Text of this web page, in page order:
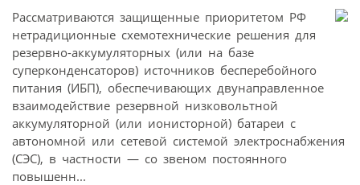
Рассматриваются защищенные приоритетом РФ
нетрадиционные схемотехнические решения для
резервно-аккумуляторных (или на базе
суперконденсаторов) источников бесперебойного
питания (ИБП), обеспечивающих двунаправленное
взаимодействие резервной низковольтной
аккумуляторной (или ионисторной) батареи с
автономной или сетевой системой электроснабжения
(СЭС), в частности — со звеном постоянного
повышенн...